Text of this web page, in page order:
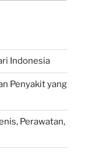
Indonesia
Penyakit yang
Perawatan,